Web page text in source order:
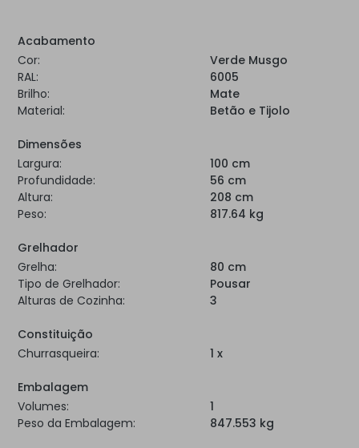
Acabamento
Cor:
Verde Musgo
RAL:
6005
Brilho:
Mate
Material:
Betão e Tijolo
Dimensões
Largura:
100 cm
Profundidade:
56 cm
Altura:
208 cm
Peso:
817.64 kg
Grelhador
Grelha:
80 cm
Tipo de Grelhador:
Pousar
Alturas de Cozinha:
3
Constituição
Churrasqueira:
1 x
Embalagem
Volumes:
1
Peso da Embalagem:
847.553 kg